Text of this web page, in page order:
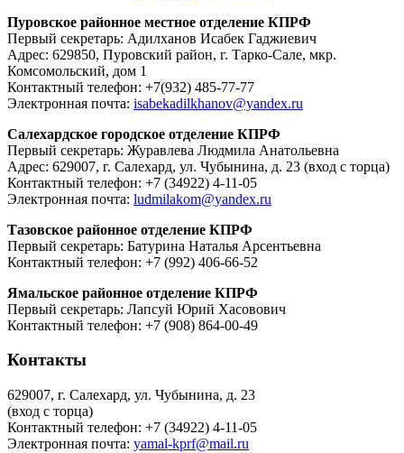
Пуровское районное местное отделение КПРФ
Первый секретарь: Адилханов Исабек Гаджиевич
Адрес: 629850, Пуровский район, г. Тарко-Сале, мкр.
Комсомольский, дом 1
Контактный телефон: +7(932) 485-77-77
Электронная почта: isabekadilkhanov@yandex.ru
Салехардское городское отделение КПРФ
Первый секретарь: Журавлева Людмила Анатольевна
Адрес: 629007, г. Салехард, ул. Чубынина, д. 23 (вход с торца)
Контактный телефон: +7 (34922) 4-11-05
Электронная почта: ludmilakom@yandex.ru
Тазовское районное отделение КПРФ
Первый секретарь: Батурина Наталья Арсентьевна
Контактный телефон: +7 (992) 406-66-52
Ямальское районное отделение КПРФ
Первый секретарь: Лапсуй Юрий Хасовович
Контактный телефон: +7 (908) 864-00-49
Контакты
629007, г. Салехард, ул. Чубынина, д. 23
(вход с торца)
Контактный телефон: +7 (34922) 4-11-05
Электронная почта: yamal-kprf@mail.ru